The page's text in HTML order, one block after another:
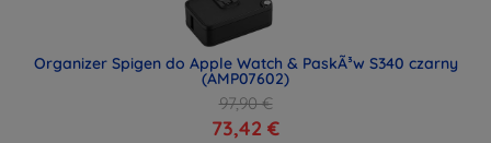
Organizer Spigen do Apple Watch & PaskÃ³w S340 czarny
(AMP07602)
97,90 €
73,42 €